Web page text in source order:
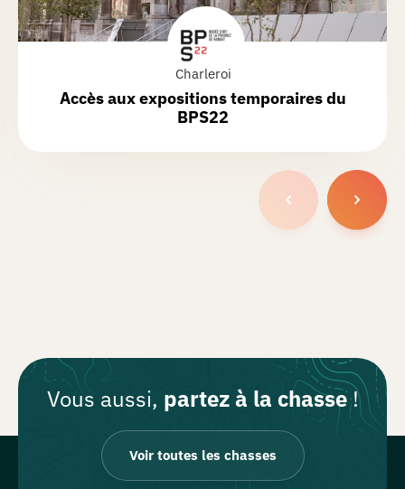
Charleroi
Accès aux expositions temporaires du
BPS22
Vous aussi, partez à la chasse!
Voir toutes les chasses